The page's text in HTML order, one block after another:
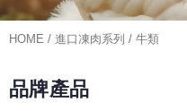
HOME / 進口凍肉系列 / 牛類
品牌產品